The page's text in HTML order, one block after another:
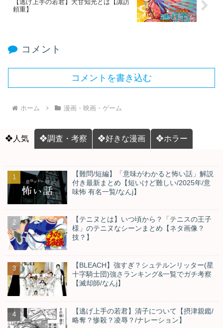
【逃げ上手の若君】犬甘知光とは【諏訪
頼重】
コメント
コメントを書き込む
ホーム 漫画・映画・ゲーム
❖人気 ❖調査・考察 ❖好きな漫画 ❖ホラー
【難問/短編】「意味がわかると怖い話」解説
付き最新まとめ【短いけど難しい/2025年/意
味怖 有名一覧/なんj】
【テニヌとは】いつ頃から？「テニスの王子
様」のテニヌなシーンまとめ【ネタ画像？
技？】
【BLEACH】強すぎ？シュテルンリッター(星
十字騎士団)強さランキング&一覧でガチ考察
【滅却師/なんj】
【逃げ上手の若君】清子について【摂津親鑑/
略奪？惨殺？凌辱？/ナレーション】